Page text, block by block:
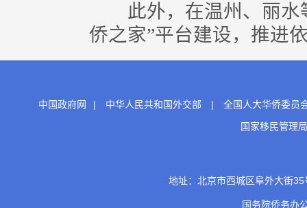
此外，在温州、丽水
侨之家”平台建设，推进
中国政府网 | 中华人民共和国外交部 |
全国人大华侨委员
国家移民管理局
地址：北京市西城区阜外大街
国务院侨务